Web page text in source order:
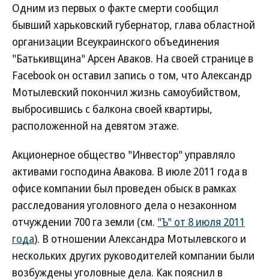
Одним из первых о факте смерти сообщил
бывший харьковский губернатор, глава областной
организации Всеукраинского объединения
"Батькивщина" Арсен Аваков. На своей странице в
Facebook он оставил запись о том, что Александр
Мотылевский покончил жизнь самоубийством,
выбросившись с балкона своей квартиры,
расположенной на девятом этаже.
Акционерное общество "Инвестор" управляло
активами господина Авакова. В июле 2011 года в
офисе компании был проведен обыск в рамках
расследования уголовного дела о незаконном
отчуждении 700 га земли (см. "Ъ" от 8 июля 2011
года). В отношении Александра Мотылевского и
нескольких других руководителей компании были
возбуждены уголовные дела. Как пояснил в